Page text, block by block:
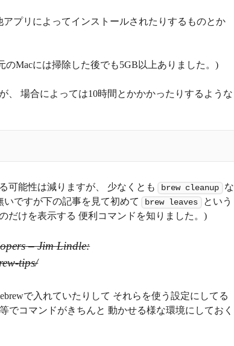
プリによってインストールされたりするものとか
Macには掃除した後でも5GB以上ありました。)
、 場合によっては10時間とかかかったりするような
可能性は減りますが、 少なくとも brew cleanup
な
ですが下の記事を見て初めて
brew leaves
という
だけを表示する 便利コマンドを知りました。)
– Jim Lindle:
tips/
で入れていたりして それらを使う設定にしてる
でコマンドがきちんと 動かせる様な環境にしておく